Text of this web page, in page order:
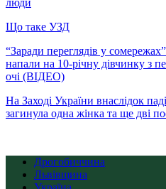
Що таке УЗД
“Заради переглядів у
напали на 10-річну дівчинку з
очі (ВІДЕО)
На Заході України внаслідок
загинула одна жінка та ще дві
Дрогобиччина
Львівщина